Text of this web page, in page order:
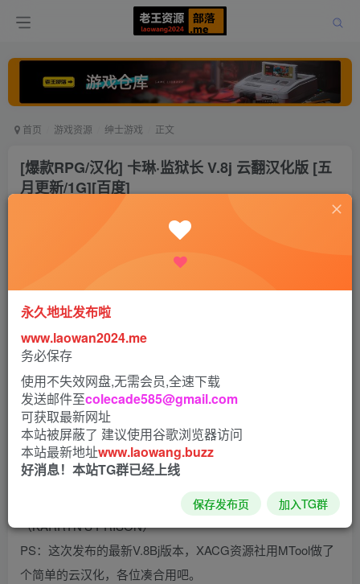
首页 游戏资源 绅士游戏 正文
[爆款RPG/汉化] 卡琳·监狱长 V.8j 云翻汉化版 [五
月更新/1G][百度]
（KARRYN’S PRISON）
PS：这次发布的最新V.8Bj版本，XACG资源社用MTool做了
个简单的云汉化，各位凑合用吧。
永久地址发布啦
www.laowan2024.me
务必保存
使用不失效网盘,无需会员,全速下载
发送邮件至colecade585@gmail.com
可获取最新网址
本站被屏蔽了 建议使用谷歌浏览器访问
本站最新地址www.laowang.buzz
好消息！本站TG群已经上线
保存发布页 加入TG群